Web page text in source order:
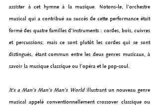
assister à cet hymne à la musique. Notons-le, l’orchestre
musical qui a contribué au succès de cette performance était
formé des quatre familles d'instruments : cordes, bois, cuivres
et percussions; mais ce sont plutôt les cordes qui se sont
distingués, étant commun entre les deux genres musicaux, à
savoir la musique classique ou l’opéra et le pop-soul.
It's a Man's Man's Man's World illustrant un nouveau genre
musical appelé conventionnellement crossover classique ou